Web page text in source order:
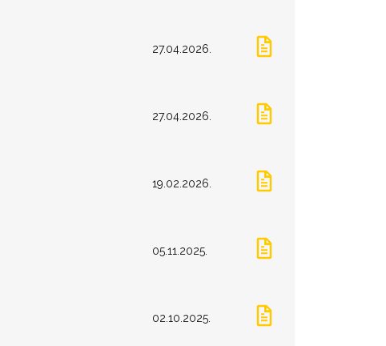
27.04.2026.
27.04.2026.
19.02.2026.
05.11.2025.
02.10.2025.